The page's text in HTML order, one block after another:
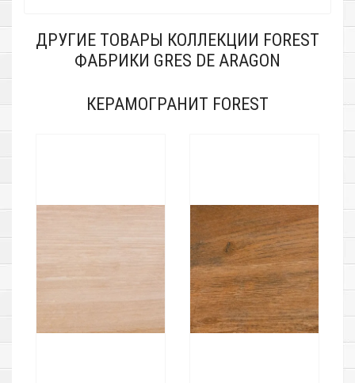
ДРУГИЕ ТОВАРЫ КОЛЛЕКЦИИ FOREST
ФАБРИКИ GRES DE ARAGON
КЕРАМОГРАНИТ FOREST